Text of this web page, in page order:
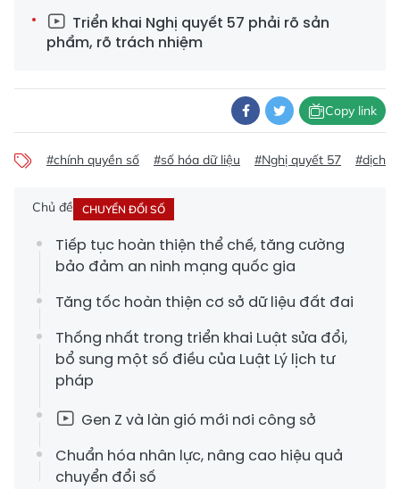
Triển khai Nghị quyết 57 phải rõ sản
phẩm, rõ trách nhiệm
Copy link
#chính quyền số #số hóa dữ liệu #Nghị quyết 57 #dịch
Chủ đề CHUYỂN ĐỔI SỐ
Tiếp tục hoàn thiện thể chế, tăng cường
bảo đảm an ninh mạng quốc gia
Tăng tốc hoàn thiện cơ sở dữ liệu đất đai
Thống nhất trong triển khai Luật sửa đổi,
bổ sung một số điều của Luật Lý lịch tư
pháp
Gen Z và làn gió mới nơi công sở
Chuẩn hóa nhân lực, nâng cao hiệu quả
chuyển đổi số